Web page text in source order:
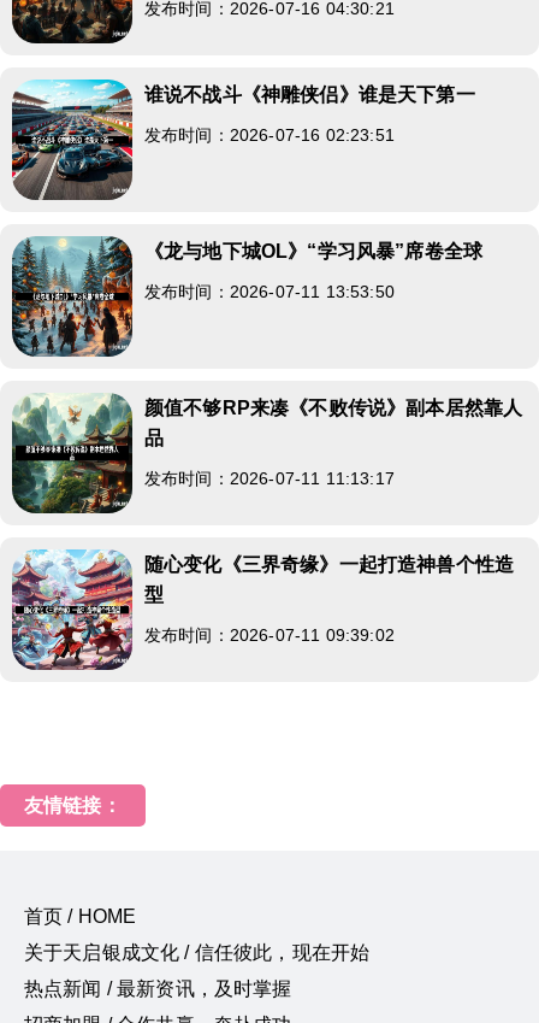
发布时间：2026-07-16 04:30:21
谁说不战斗《神雕侠侣》谁是天下第一
发布时间：2026-07-16 02:23:51
《龙与地下城OL》“学习风暴”席卷全球
发布时间：2026-07-11 13:53:50
颜值不够RP来凑《不败传说》副本居然靠人
品
发布时间：2026-07-11 11:13:17
随心变化《三界奇缘》一起打造神兽个性造
型
发布时间：2026-07-11 09:39:02
友情链接：
首页 / HOME
关于天启银成文化 / 信任彼此，现在开始
热点新闻 / 最新资讯，及时掌握